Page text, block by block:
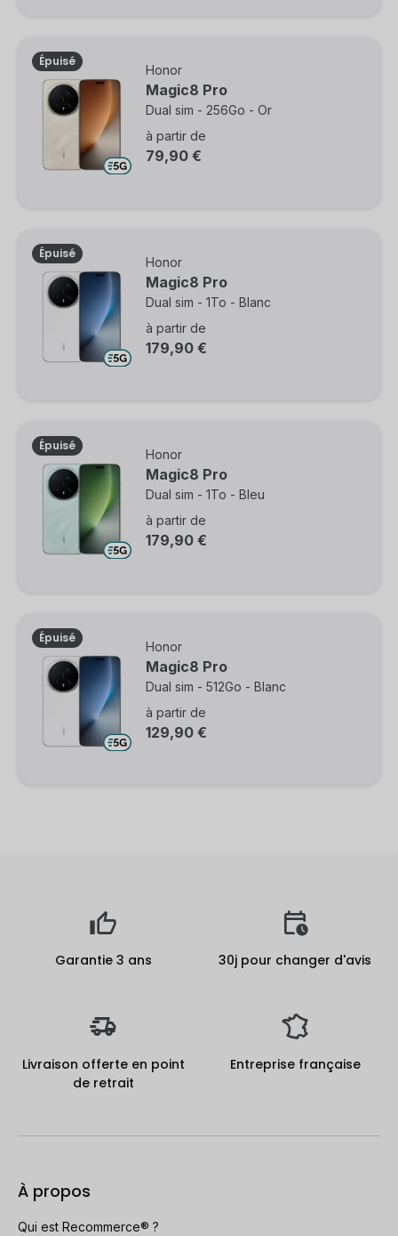
Épuisé
Honor
Magic8 Pro
Dual sim - 256Go - Or
à partir de
79,90 €
Épuisé
Honor
Magic8 Pro
Dual sim - 1To - Blanc
à partir de
179,90 €
Épuisé
Honor
Magic8 Pro
Dual sim - 1To - Bleu
à partir de
179,90 €
Épuisé
Honor
Magic8 Pro
Dual sim - 512Go - Blanc
à partir de
129,90 €
Garantie 3 ans 30j pour changer d'avis
Livraison offerte en point
de retrait
Entreprise française
À propos
Qui est Recommerce® ?